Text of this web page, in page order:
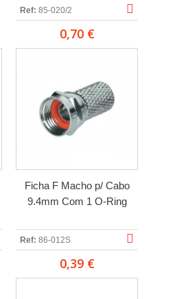
Ref: 85-020/2
0,70 €
Ficha F Macho p/ Cabo
9.4mm Com 1 O-Ring
Ref: 86-012S
0,39 €